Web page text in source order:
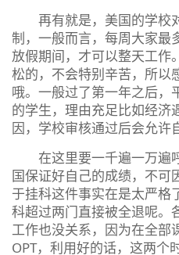
再有就是，美国的学校
制，一般而言，每周大家最
放假期间，才可以整天工作
松的，不会特别辛苦，所以
哦。一般过了第一年之后，
的学生，理由充足比如经济
因，学校审核通过后会允许
在这里要一千遍一万遍
国保证好自己的成绩，不可
于挂科这件事实在是太严格
科超过两门直接被全退呢。
工作也没关系，因为在全部
OPT，利用好的话，这两个